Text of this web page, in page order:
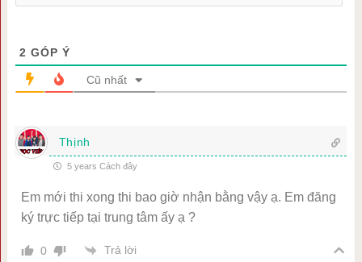
2 GÓP Ý
Cũ nhất
Thịnh
5 years Cách đây
Em mới thi xong thi bao giờ nhận bằng vậy ạ. Em đăng
ký trực tiếp tại trung tâm ấy ạ ?
0 Trả lời